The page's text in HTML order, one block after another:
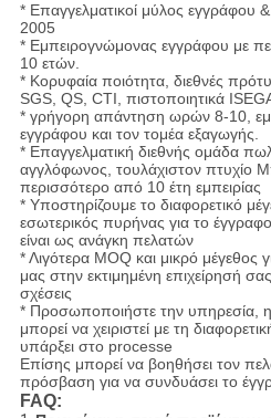
* Επαγγελματικοί μύλος εγγράφου
2005
* Εμπειρογνώμονας εγγράφου με
10 ετών.
* Κορυφαία ποιότητα, διεθνές
SGS, QS, CTI, πιστοποιητικά
* γρήγορη απάντηση ωρών 8-10,
εγγράφου και τον τομέα εξαγωγής.
* Επαγγελματική διεθνής ομάδα
αγγλόφωνος, τουλάχιστον πτυχίο
περισσότερο από 10 έτη εμπειρίας
* Υποστηρίζουμε το διαφορετικό
εσωτερικός πυρήνας για το
είναι ως ανάγκη πελατών
* Λιγότερα MOQ και μικρό μέγεθος
μας στην εκτιμημένη επιχείρησή
σχέσεις
* Προσωποποιήστε την υπηρεσία, η
μπορεί να χειριστεί με τη
υπάρξει στο processe
Επίσης μπορεί να βοηθήσει τον
πρόσβαση για να συνδυάσει το
FAQ: